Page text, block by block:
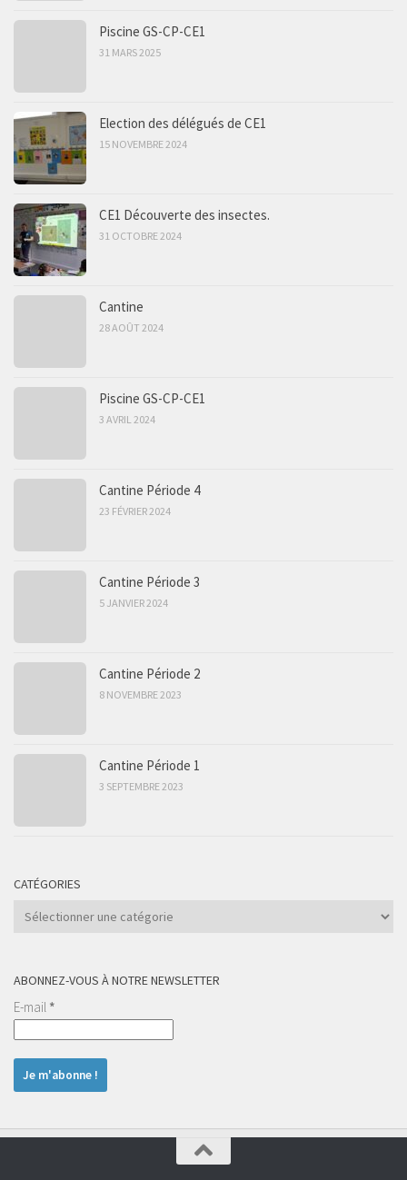
Piscine GS-CP-CE1
31 MARS 2025
Election des délégués de CE1
15 NOVEMBRE 2024
CE1 Découverte des insectes.
31 OCTOBRE 2024
Cantine
28 AOÛT 2024
Piscine GS-CP-CE1
3 AVRIL 2024
Cantine Période 4
23 FÉVRIER 2024
Cantine Période 3
5 JANVIER 2024
Cantine Période 2
8 NOVEMBRE 2023
Cantine Période 1
3 SEPTEMBRE 2023
CATÉGORIES
Catégories
ABONNEZ-VOUS À NOTRE NEWSLETTER
E-mail *